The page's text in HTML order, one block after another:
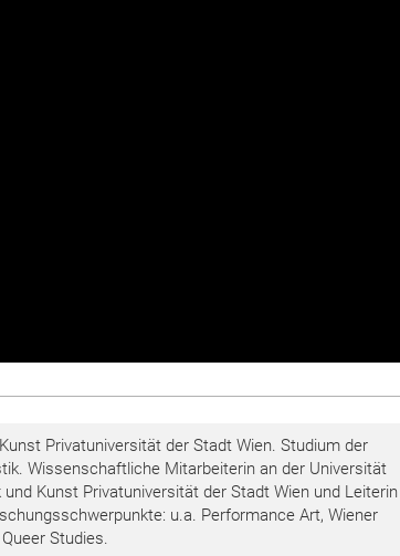
Privatuniversität der Stadt Wien. Studium der
Wissenschaftliche Mitarbeiterin an der Universität
Kunst Privatuniversität der Stadt Wien und Leiterin
u.a. Performance Art, Wiener
Studies.